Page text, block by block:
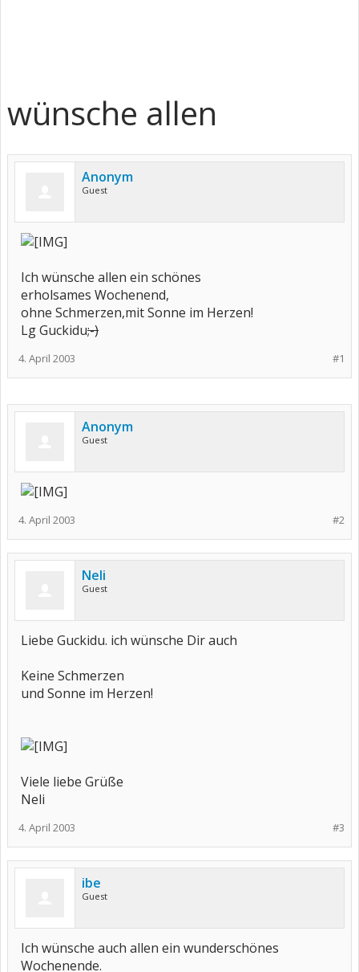
wünsche allen
Anonym
Guest
Ich wünsche allen ein schönes
erholsames Wochenend,
ohne Schmerzen,mit Sonne im Herzen!
Lg Guckidu;-)
#1
4. April 2003
Anonym
Guest
#2
4. April 2003
Neli
Guest
Liebe Guckidu. ich wünsche Dir auch
Keine Schmerzen
und Sonne im Herzen!
Viele liebe Grüße
Neli
#3
4. April 2003
ibe
Guest
Ich wünsche auch allen ein wunderschönes
Wochenende.